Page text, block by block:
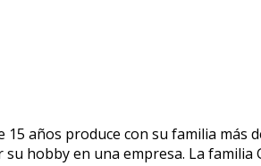
años produce con su familia más
hobby en una empresa. La familia